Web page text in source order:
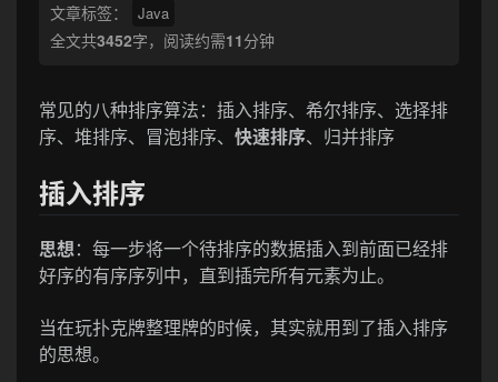
文章标签：
Java
全文共3452字，阅读约需11分钟
常见的八种排序算法：插入排序、希尔排序、选择排
序、堆排序、冒泡排序、 快速排序、归并排序
插入排序
思想：每一步将一个待排序的数据插入到前面已经排
好序的有序序列中，直到插完所有元素为止。
当在玩扑克牌整理牌的时候，其实就用到了插入排序
的思想。